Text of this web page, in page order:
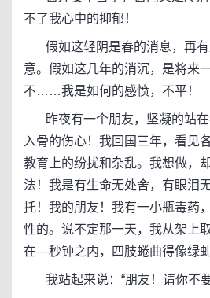
不了我心中的抑郁！
假如这轻阴是春的消息，再有
意。假如这几年的消沉，是将来
不……我是如何的感愤，不平！
昨夜有一个朋友，坚凝的站在
入骨的伤心！我回国三年，看见
教育上的纷扰和杂乱。我想做，
法！我是有生命无处舍，有眼泪
托！我的朋友！我有一小瓶毒药
性的。说不定那一天，我从架上
在—秒钟之内，四肢蜷曲得像绿
我站起来说：“朋友！请你不